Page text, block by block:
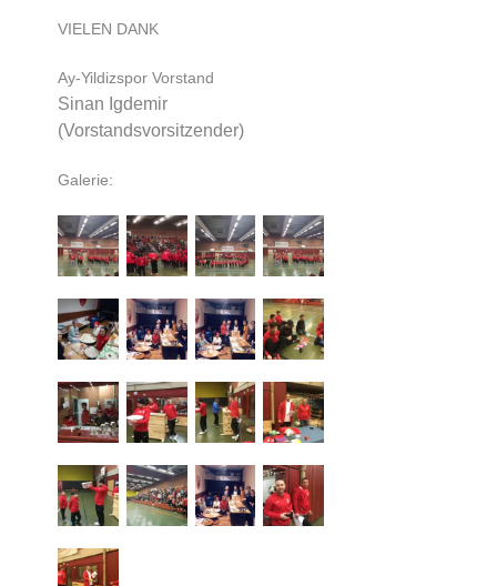
VIELEN DANK
Ay-Yildizspor Vorstand
Sinan Igdemir
(Vorstandsvorsitzender)
Galerie: